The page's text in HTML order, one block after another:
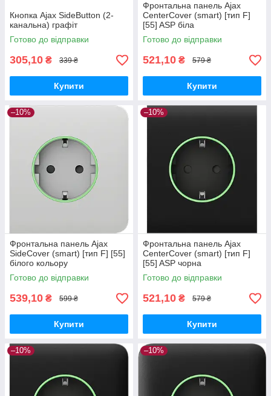
Кнопка Ajax SideButton (2-
канальна) графіт
Готово до відправки
305,10 ₴ 339 ₴
Купити
Фронтальна панель Ajax
CenterCover (smart) [тип F]
[55] ASP біла
Готово до відправки
521,10 ₴ 579 ₴
Купити
–10%
Фронтальна панель Ajax
SideCover (smart) [тип F] [55]
білого кольору
Готово до відправки
539,10 ₴ 599 ₴
Купити
–10%
Фронтальна панель Ajax
CenterCover (smart) [тип F]
[55] ASP чорна
Готово до відправки
521,10 ₴ 579 ₴
Купити
–10% –10%